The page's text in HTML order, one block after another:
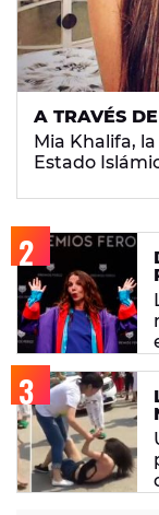
A TRAVÉS
Mia Khalifa,
Estado